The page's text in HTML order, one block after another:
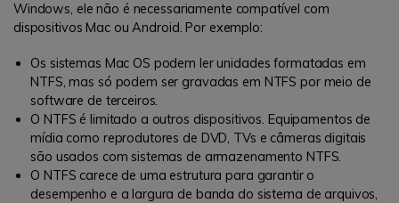
Windows, ele não é necessariamente compatível com
dispositivos Mac ou Android. Por exemplo:
Os sistemas Mac OS podem ler unidades formatadas em
NTFS, mas só podem ser gravadas em NTFS por meio de
software de terceiros.
O NTFS é limitado a outros dispositivos. Equipamentos de
mídia como reprodutores de DVD, TVs e câmeras digitais
são usados ​​com sistemas de armazenamento NTFS.
O NTFS carece de uma estrutura para garantir o
desempenho e a largura de banda do sistema de arquivos,